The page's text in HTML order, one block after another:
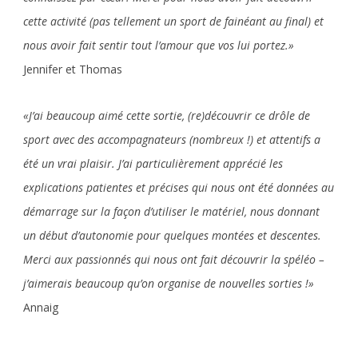
cette activité (pas tellement un sport de fainéant au final) et
nous avoir fait sentir tout l’amour que vos lui portez.»
Jennifer et Thomas
«J’ai beaucoup aimé cette sortie, (re)découvrir ce drôle de
sport avec des accompagnateurs (nombreux !) et attentifs a
été un vrai plaisir. J’ai particulièrement apprécié les
explications patientes et précises qui nous ont été données au
démarrage sur la façon d’utiliser le matériel, nous donnant
un début d’autonomie pour quelques montées et descentes.
Merci aux passionnés qui nous ont fait découvrir la spéléo –
j’aimerais beaucoup qu’on organise de nouvelles sorties !»
Annaig